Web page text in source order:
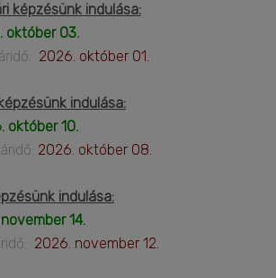
képzésünk indulása:
október 03.
2026. október 01.
indulása:
október 10.
2026. október 08.
indulása:
14.
2026. november 12.